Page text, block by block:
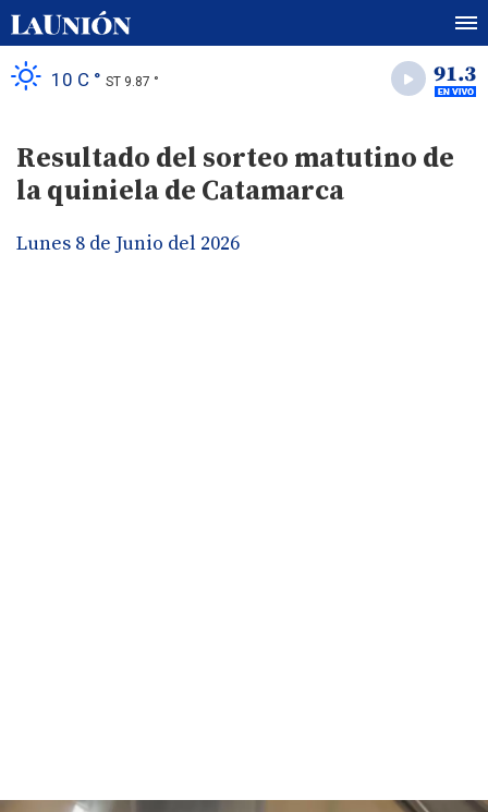
10 C ° ST 9.87 °
Resultado del sorteo matutino de
la quiniela de Catamarca
Lunes 8 de Junio del 2026